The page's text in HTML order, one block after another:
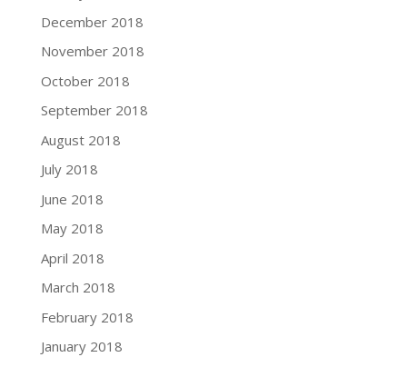
December 2018
November 2018
October 2018
September 2018
August 2018
July 2018
June 2018
May 2018
April 2018
March 2018
February 2018
January 2018